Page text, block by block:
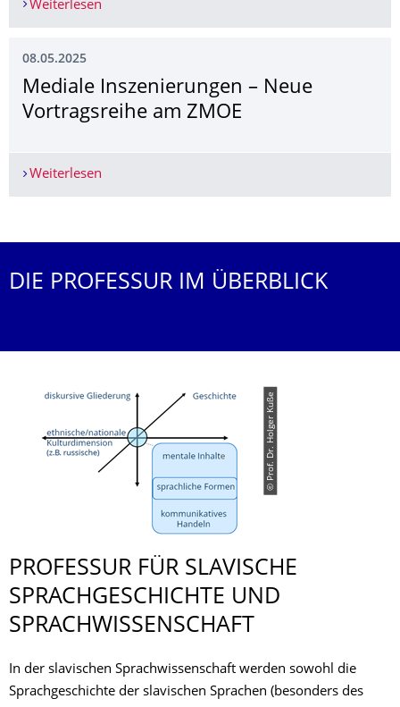
Weiterlesen
08.05.2025
Mediale Inszenierungen – Neue
Vortragsreihe am ZMOE
Weiterlesen
DIE PROFESSUR IM ÜBERBLICK
© Prof. Dr. Holger Kuße
PROFESSUR FÜR SLAVISCHE
SPRACHGESCHICH­TE UND
SPRACHWISSEN­SCHAFT
In der slavischen Sprachwissenschaft werden sowohl die
Sprachgeschichte der slavischen Sprachen (besonders des